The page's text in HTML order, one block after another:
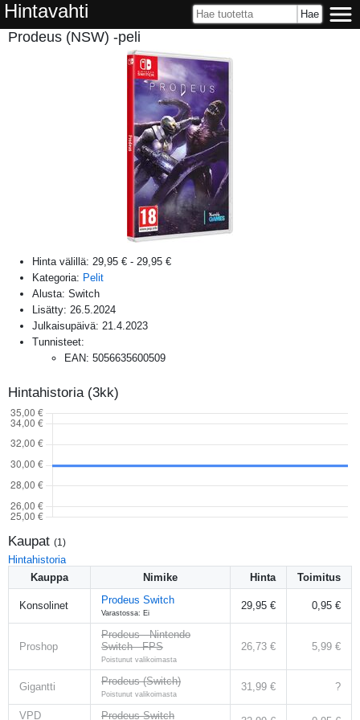
Hintavahti
Prodeus (NSW) -peli
Hinta välillä: 29,95 € - 29,95 €
Kategoria: Pelit
Alusta: Switch
Lisätty: 26.5.2024
Julkaisupäivä: 21.4.2023
Tunnisteet:
EAN: 5056635600509
Hintahistoria (3kk)
Kaupat (1 )
Hintahistoria
Kauppa
Nimike Hinta Toimitus
Konsolinet Prodeus Switch
Varastossa: Ei
29,95 € 0,95 €
Proshop
Prodeus - Nintendo
Switch - FPS
Poistunut valikoimasta
26,73 € 5,99 €
Gigantti Prodeus (Switch)
Poistunut valikoimasta
31,99 € ?
VPD Prodeus Switch